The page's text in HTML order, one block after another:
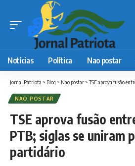
Notícias Política Nao postar
Jornal Patriota > Blog > Nao postar >TSE aprova fusão entre
NAO POSTAR
TSE aprova fusão
PTB; siglas se uniram
partidário